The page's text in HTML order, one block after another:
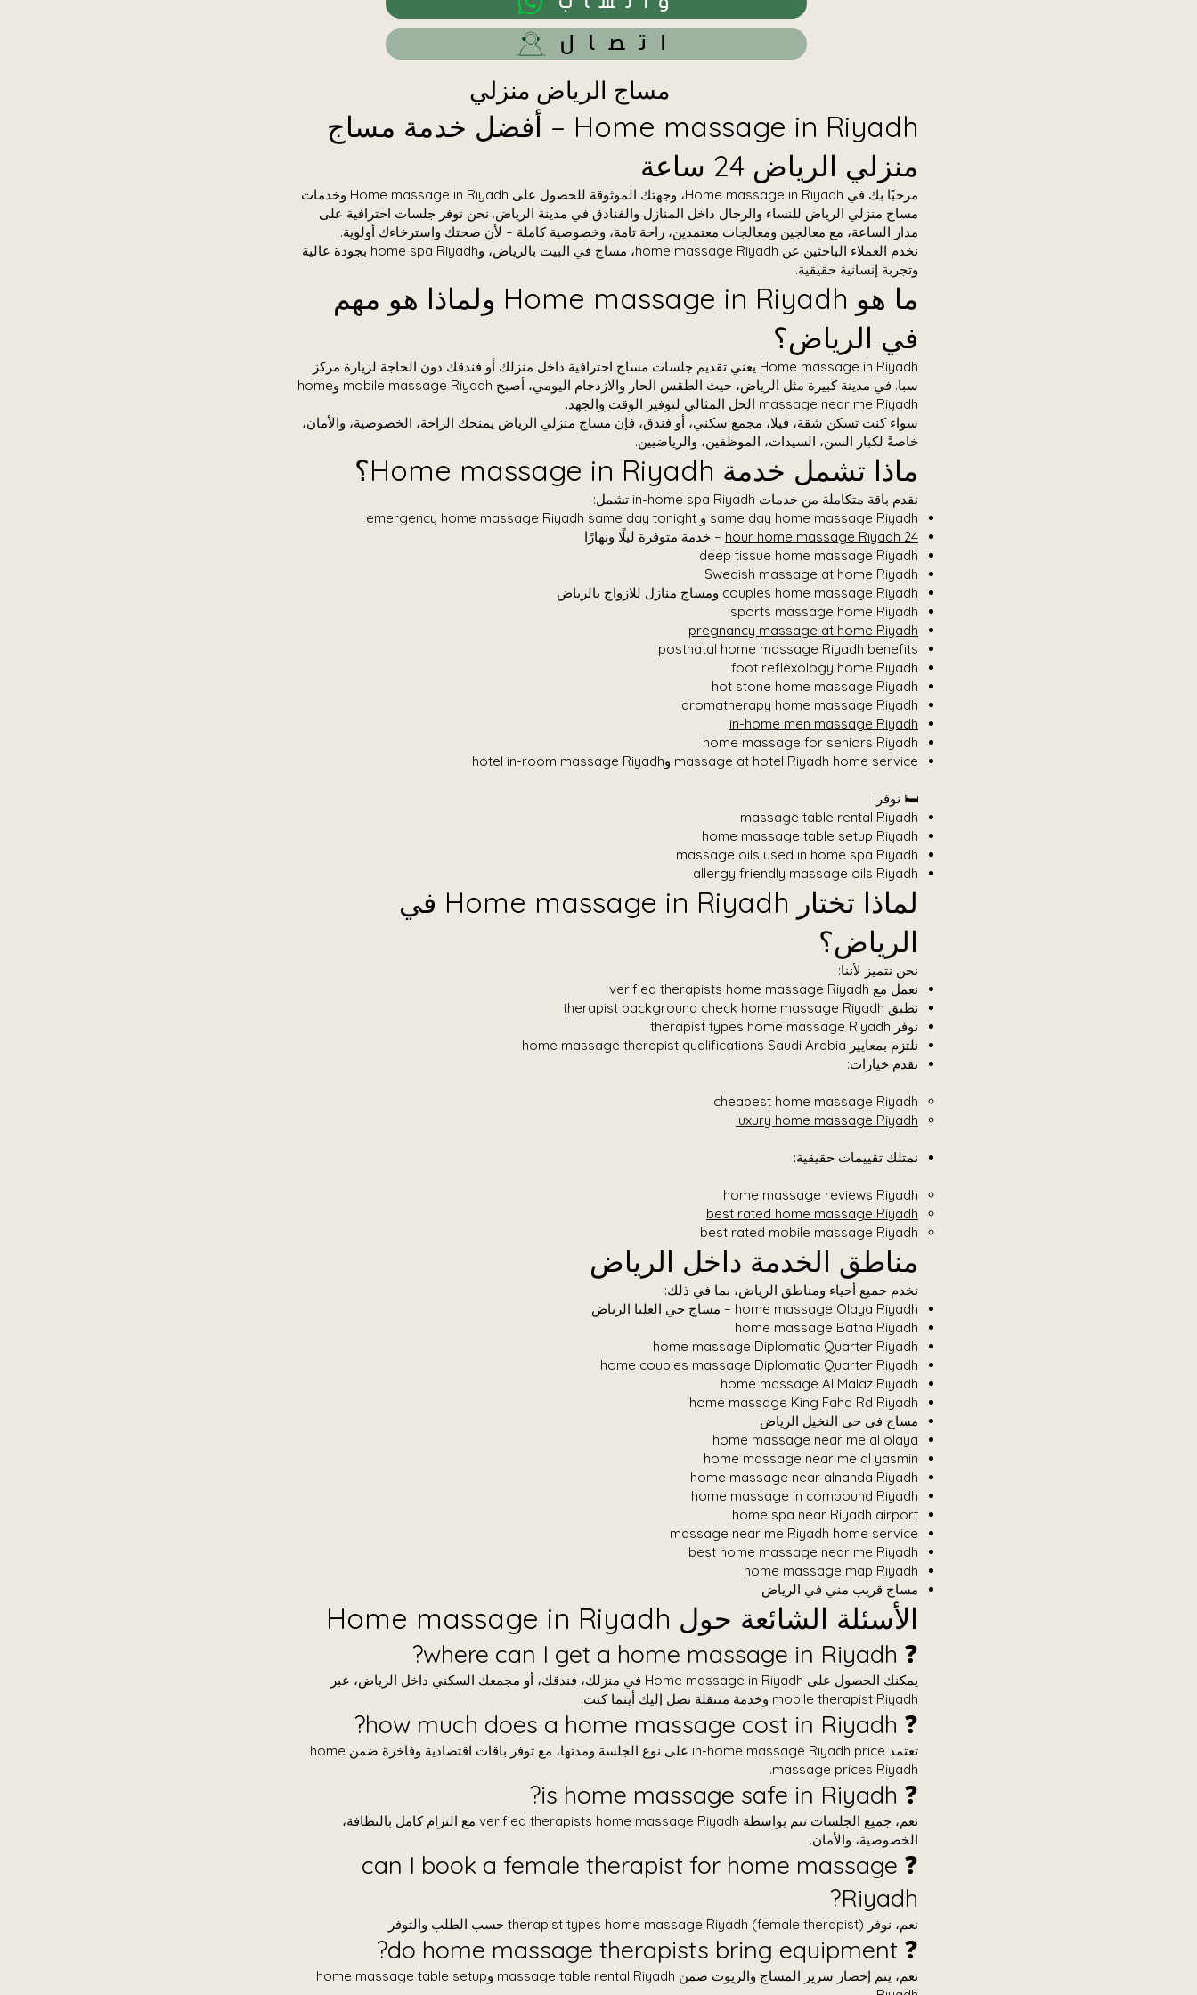
اتصال
مساج الرياض منزلي
Home massage in Riyadh – أفضل خدمة مساج
منزلي الرياض 24 ساعة
مرحبًا بك في Home massage in Riyadh، وجهتك الموثوقة للحصول على Home massage in Riyadh وخدمات
مساج منزلي الرياض للنساء والرجال داخل المنازل والفنادق في مدينة الرياض. نحن نوفر جلسات احترافية على
مدار الساعة، مع معالجين ومعالجات معتمدين، راحة تامة، وخصوصية كاملة – لأن صحتك واسترخاءك أولوية.
نخدم العملاء الباحثين عن home massage Riyadh، مساج في البيت بالرياض، وhome spa Riyadh بجودة عالية
وتجربة إنسانية حقيقية.
ما هو Home massage in Riyadh ولماذا هو مهم
في الرياض؟
Home massage in Riyadh يعني تقديم جلسات مساج احترافية داخل منزلك أو فندقك دون الحاجة لزيارة مركز
سبا. في مدينة كبيرة مثل الرياض، حيث الطقس الحار والازدحام اليومي، أصبح mobile massage Riyadh وhome
massage near me Riyadh الحل المثالي لتوفير الوقت والجهد.
سواء كنت تسكن شقة، فيلا، مجمع سكني، أو فندق، فإن مساج منزلي الرياض يمنحك الراحة، الخصوصية، والأمان،
خاصةً لكبار السن، السيدات، الموظفين، والرياضيين.
ماذا تشمل خدمة Home massage in Riyadh؟
نقدم باقة متكاملة من خدمات in-home spa Riyadh تشمل:
same day home massage Riyadh و emergency home massage Riyadh same day tonight
24 hour home massage Riyadh
– خدمة متوفرة ليلًا ونهارًا
deep tissue home massage Riyadh
Swedish massage at home Riyadh
couples home massage Riyadh ومساج منازل للازواج بالرياض
sports massage home Riyadh
pregnancy massage at home Riyadh
postnatal home massage Riyadh benefits
foot reflexology home Riyadh
hot stone home massage Riyadh
aromatherapy home massage Riyadh
in-home men massage Riyadh
home massage for seniors Riyadh
massage at hotel Riyadh home service وhotel in-room massage Riyadh
🛏️ نوفر:
massage table rental Riyadh
home massage table setup Riyadh
massage oils used in home spa Riyadh
allergy friendly massage oils Riyadh
لماذا تختار Home massage in Riyadh في
الرياض؟
نحن نتميز لأننا:
نعمل مع verified therapists home massage Riyadh
نطبق therapist background check home massage Riyadh
نوفر therapist types home massage Riyadh
نلتزم بمعايير home massage therapist qualifications Saudi Arabia
نقدم خيارات:
cheapest home massage Riyadh
luxury home massage Riyadh
نمتلك تقييمات حقيقية:
home massage reviews Riyadh
best rated home massage Riyadh
best rated mobile massage Riyadh
مناطق الخدمة داخل الرياض
نخدم جميع أحياء ومناطق الرياض، بما في ذلك:
home massage Olaya Riyadh – مساج حي العليا الرياض
home massage Batha Riyadh
home massage Diplomatic Quarter Riyadh
home couples massage Diplomatic Quarter Riyadh
home massage Al Malaz Riyadh
home massage King Fahd Rd Riyadh
مساج في حي النخيل الرياض
home massage near me al olaya
home massage near me al yasmin
home massage near alnahda Riyadh
home massage in compound Riyadh
home spa near Riyadh airport
massage near me Riyadh home service
best home massage near me Riyadh
home massage map Riyadh
مساج قريب مني في الرياض
الأسئلة الشائعة حول Home massage in Riyadh
❓ where can I get a home massage in Riyadh?
يمكنك الحصول على Home massage in Riyadh في منزلك، فندقك، أو مجمعك السكني داخل الرياض، عبر
mobile therapist Riyadh وخدمة متنقلة تصل إليك أينما كنت.
❓ how much does a home massage cost in Riyadh?
تعتمد in-home massage Riyadh price على نوع الجلسة ومدتها، مع توفر باقات اقتصادية وفاخرة ضمن home
massage prices Riyadh.
❓ is home massage safe in Riyadh?
نعم، جميع الجلسات تتم بواسطة verified therapists home massage Riyadh مع التزام كامل بالنظافة،
الخصوصية، والأمان.
❓ can I book a female therapist for home massage
Riyadh?
نعم، نوفر therapist types home massage Riyadh (female therapist) حسب الطلب والتوفر.
❓ do home massage therapists bring equipment?
نعم، يتم إحضار سرير المساج والزيوت ضمن massage table rental Riyadh وhome massage table setup